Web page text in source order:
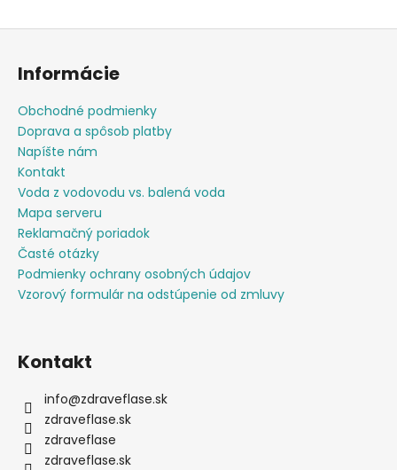
Z
Informácie
Obchodné podmienky
Doprava a spôsob platby
Napíšte nám
Kontakt
Voda z vodovodu vs. balená voda
Mapa serveru
Reklamačný poriadok
Časté otázky
Podmienky ochrany osobných údajov
Vzorový formulár na odstúpenie od zmluvy
Kontakt
info@zdraveflase.sk
zdraveflase.sk
zdraveflase
zdraveflase.sk